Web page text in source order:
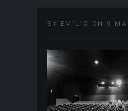
BY EMILIO ON 9